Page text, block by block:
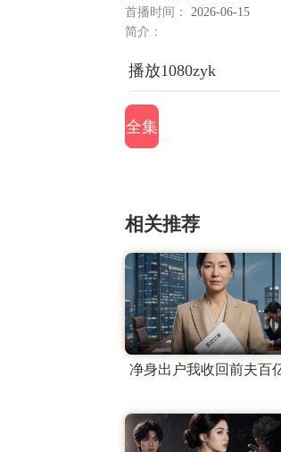
首播时间：
2026-06-15
简介：
播放1080zyk
全集
相关推荐